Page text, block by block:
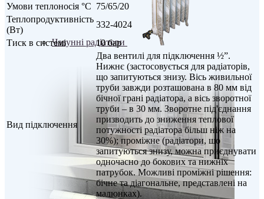
Чавунні радіатори
Умови теплоносія °С 75/65/20
Теплопродуктивність
(Вт)
332-4024
Тиск в системі
10 бар
Вид підключення
Два вентилі для підключення ½”.
Нижнє (застосовується для радіаторів,
що запитуються знизу. Вісь живильної
труби завжди розташована в 80 мм від
бічної грані радіатора, а вісь зворотної
труби – в 30 мм. Зворотне під'єднання
призводить до зниження теплової
потужності радіатора більш ніж на
30%); проміжне (радіатори, що
запитуються знизу, можна приєднувати
одночасно до бокових та нижніх
патрубок. Можливі проміжні рішення:
бічне та діагональне, представлені на
малюнках).